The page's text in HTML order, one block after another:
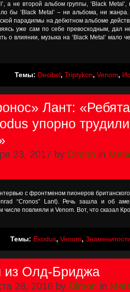
а не второй альбом группы, ‘Black
бы ‘Black Metal’ – ни альбома, ни
парадигмы на дебютном альбоме
уже сам по себе превосходным, дал
о влиянии, музыка на ‘Black Metal’ мало
Темы: Decibel, Triptykon, Venom,
Лант:
упорно
23, 2017 by Dimon in
с фронтменом пионеров
“Cronos” Lant). Речь зашла и об
числе повлияли и Venom. Вот, что сказал
Темы: Exodus, Venom,
из Олд-Бриджа
28, 2016 by Dimon in